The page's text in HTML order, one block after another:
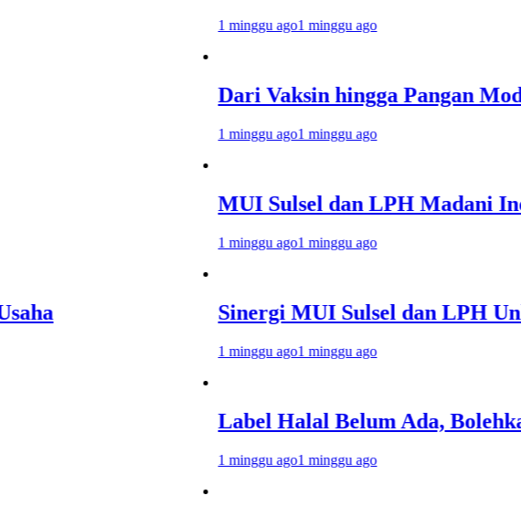
1 minggu ago1 minggu ago
Dari Vaksin hingga Pangan Modern,
1 minggu ago1 minggu ago
MUI Sulsel dan LPH Madani
1 minggu ago1 minggu ago
Sinergi MUI Sulsel dan LPH Unhas
1 minggu ago1 minggu ago
Label Halal Belum Ada, Bolehkah
1 minggu ago1 minggu ago